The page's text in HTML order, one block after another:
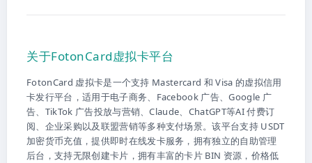
关于FotonCard虚拟卡平台
FotonCard 虚拟卡是一个支持 Mastercard 和 Visa 的虚拟信用
卡发行平台，适用于电子商务、Facebook 广告、Google 广
告、TikTok 广告投放与营销、Claude、ChatGPT等AI 付费订
阅、企业采购以及联盟营销等多种支付场景。该平台支持 USDT
加密货币充值，提供即时在线发卡服务，拥有独立的自助管理
后台，支持无限创建卡片，拥有丰富的卡片 BIN 资源，价格低